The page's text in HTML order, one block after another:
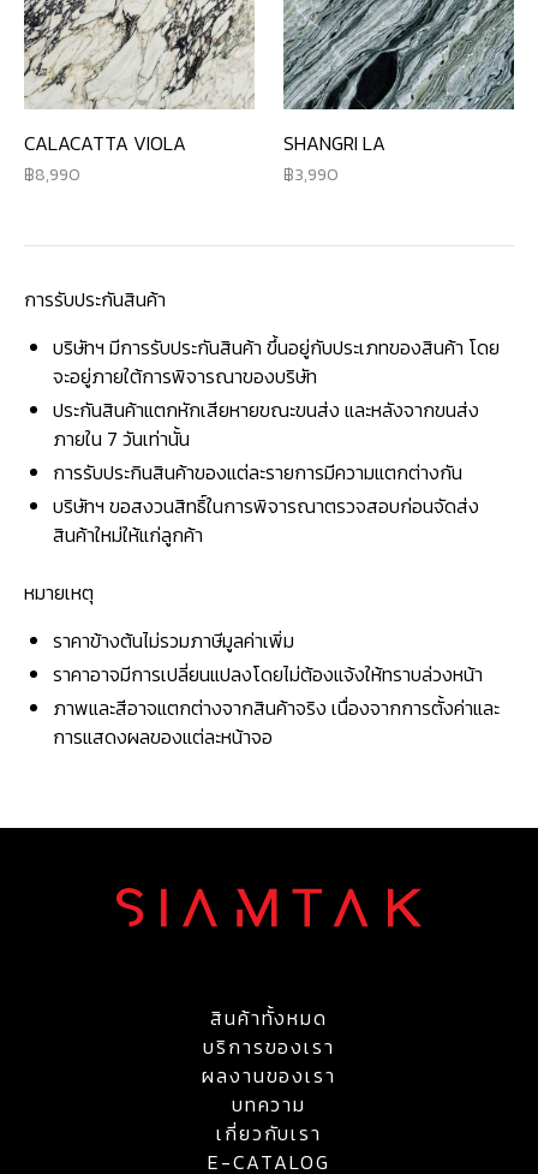
CALACATTA VIOLA
8,990
SHANGRI LA
3,990
การรับประกันสินค้า
บริษัทฯ มีการรับประกันสินค้า ขึ้นอยู่กับประเภทของสินค้า โดย
จะอยู่ภายใต้การพิจารณาของบริษัท
ประกันสินค้าแตกหักเสียหายขณะขนส่ง และหลังจากขนส่ง
ภายใน 7 วันเท่านั้น
การรับประกินสินค้าของแต่ละรายการมีความแตกต่างกัน
บริษัทฯ ขอสงวนสิทธิ์ในการพิจารณาตรวจสอบก่อนจัดส่ง
สินค้าใหม่ให้แก่ลูกค้า
หมายเหตุ
ราคาข้างต้นไม่รวมภาษีมูลค่าเพิ่ม
ราคาอาจมีการเปลี่ยนแปลงโดยไม่ต้องแจ้งให้ทราบล่วงหน้า
ภาพและสีอาจแตกต่างจากสินค้าจริง เนื่องจากการตั้งค่าและ
การแสดงผลของแต่ละหน้าจอ
สินค้าทั้งหมด
บริการของเรา
ผลงานของเรา
บทความ
เกี่ยวกับเรา
E-CATALOG